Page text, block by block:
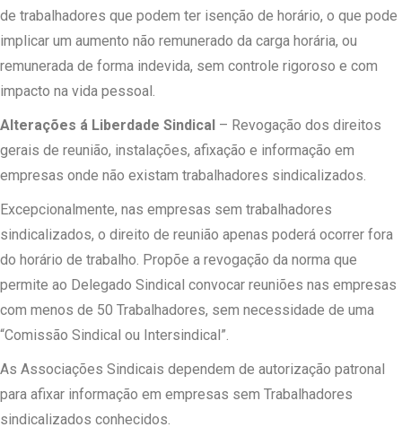
de trabalhadores que podem ter isenção de horário, o que pode
implicar um aumento não remunerado da carga horária, ou
remunerada de forma indevida, sem controle rigoroso e com
impacto na vida pessoal.
Alterações á Liberdade Sindical – Revogação dos direitos
gerais de reunião, instalações, afixação e informação em
empresas onde não existam trabalhadores sindicalizados.
Excepcionalmente, nas empresas sem trabalhadores
sindicalizados, o direito de reunião apenas poderá ocorrer fora
do horário de trabalho. Propõe a revogação da norma que
permite ao Delegado Sindical convocar reuniões nas empresas
com menos de 50 Trabalhadores, sem necessidade de uma
“Comissão Sindical ou Intersindical”.
As Associações Sindicais dependem de autorização patronal
para afixar informação em empresas sem Trabalhadores
sindicalizados conhecidos.